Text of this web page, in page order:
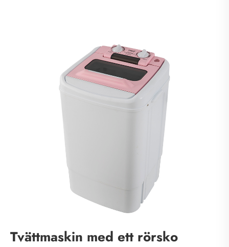
Tvättmaskin med ett rörsko